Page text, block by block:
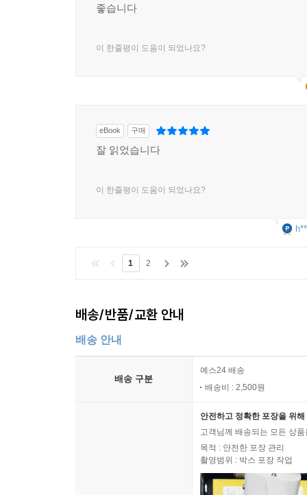
좋습니다
이 한줄평이 도움이 되었나요?
eBook 구매
잘 읽었습니다
이 한줄평이 도움이 되었나요?
1 2
배송/반품/교환 안내
배송 안내
배송 구분
예스24 배송
배송비 : 2,500원
안전하고 정확한 포장을 위
고객님께 배송되는 모든 상
목적 : 안전한 포장 관리
촬영범위 : 박스 포장 작업